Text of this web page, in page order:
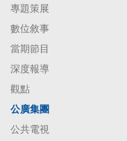
專題策展
數位敘事
當期節目
深度報導
觀點
公廣集團
公共電視